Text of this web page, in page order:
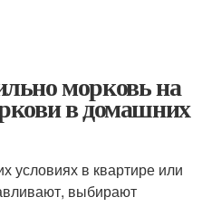
морковь на
в домашних
условиях в квартире или
выбирают